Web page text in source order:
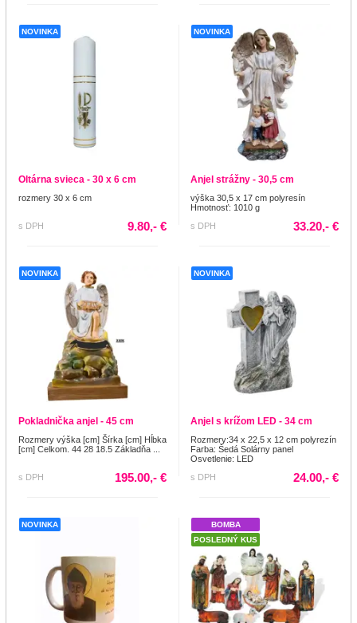
NOVINKA
Oltárna svieca - 30 x 6 cm
rozmery 30 x 6 cm
s DPH 9.80,- €
NOVINKA
Anjel strážny - 30,5 cm
výška 30,5 x 17 cm polyresín
Hmotnosť: 1010 g
s DPH
33.20,- €
NOVINKA
Pokladnička anjel - 45 cm
Rozmery výška [cm] Šírka [cm] Hĺbka
[cm] Celkom. 44 28 18.5 Základňa ...
s DPH 195.00,- €
NOVINKA
Anjel s krížom LED - 34 cm
Rozmery:34 x 22,5 x 12 cm polyrezín
Farba: Šedá Solárny panel
Osvetlenie: LED
s DPH
24.00,- €
NOVINKA
BOMBA
POSLEDNÝ KUS